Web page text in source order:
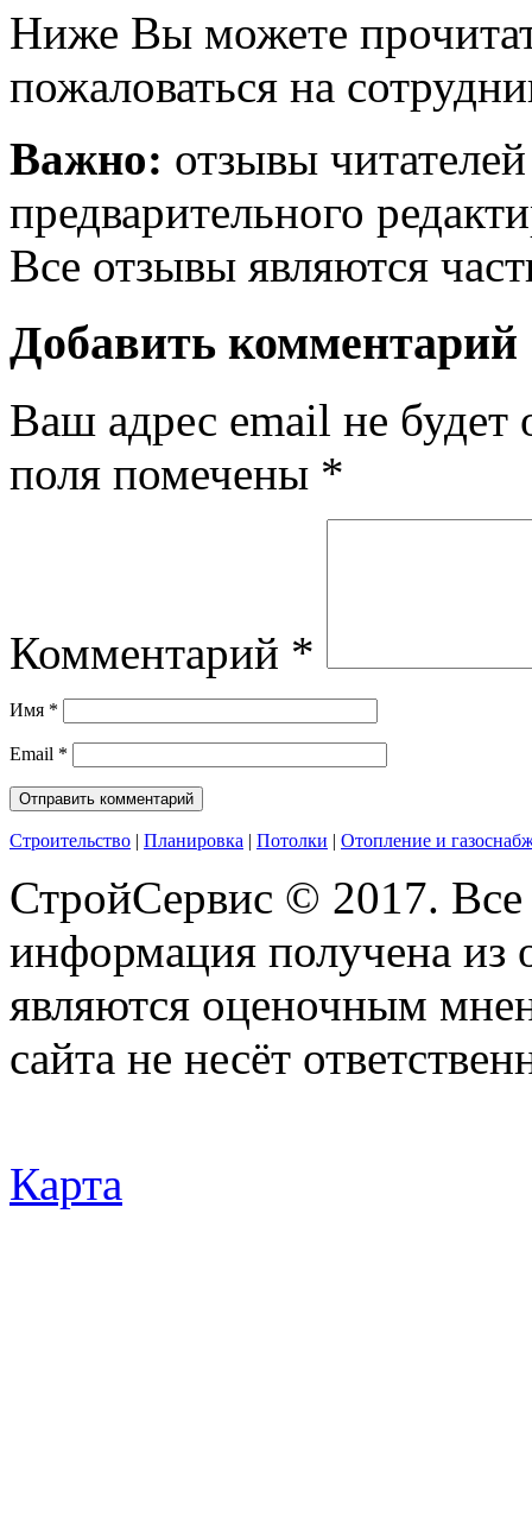
Ниже Вы можете
пожаловаться на
Важно: отзывы
предварительного
Все отзывы являются
Добавить комментарий
Ваш адрес email не будет
поля помечены *
Комментарий *
Имя *
Email *
Строительство | Планировка | Потолки | Отопление и
СтройСервис © 2017.
информация получена из
являются оценочным
сайта не несёт
Карта